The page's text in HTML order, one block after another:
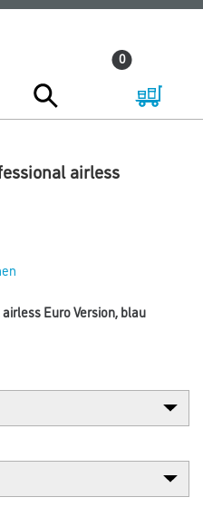
0
airless
airless Euro Version, blau